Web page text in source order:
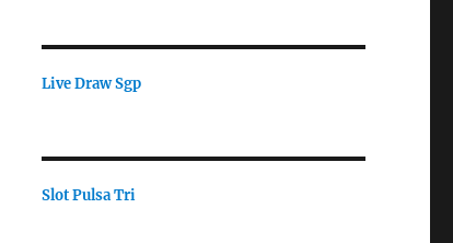
Live Draw Sgp
Slot Pulsa Tri